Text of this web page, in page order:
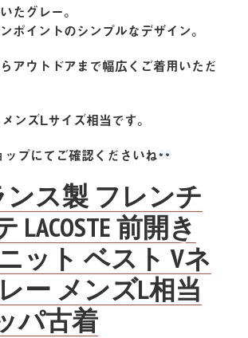
たグレー。
ポイントのシンプルなデザイン。
アウトドアまで幅広くご着用いただ
ンズLサイズ相当です。
プにてご確認くださいね
ンス製 フレンチ
LACOSTE 前開き
ット ベスト Vネ
ー メンズL相当
パ古着